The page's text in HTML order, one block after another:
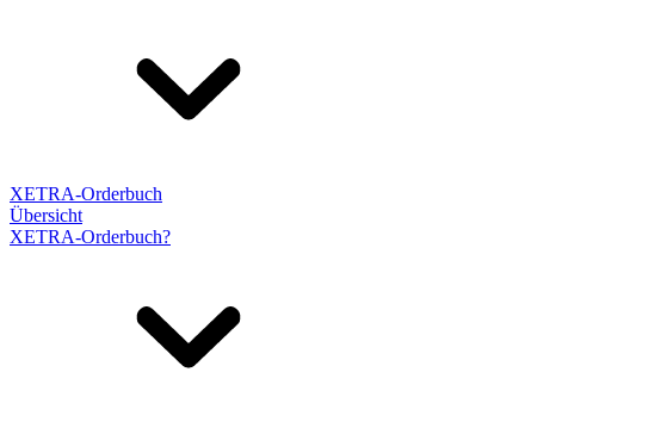
XETRA-Orderbuch
Übersicht
XETRA-Orderbuch?